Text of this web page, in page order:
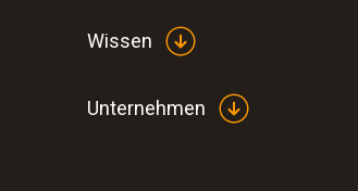
Wissen
Unternehmen